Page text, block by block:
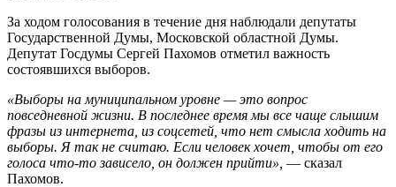
За ходом голосования в течение дня наблюдали депутаты
Государственной Думы, Московской областной Думы.
Депутат Госдумы Сергей Пахомов отметил важность
состоявшихся выборов.
«Выборы на муниципальном уровне — это вопрос
повседневной жизни. В последнее время мы все чаще слышим
фразы из интернета, из соцсетей, что нет смысла ходить на
выборы. Я так не считаю. Если человек хочет, чтобы от его
голоса что-то зависело, он должен прийти», — сказал
Пахомов.